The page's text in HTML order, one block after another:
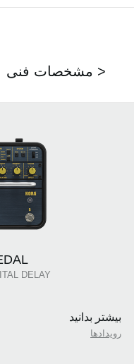
مشخصات فنی >
DELAY
بیشتر بدانید
رویدادها